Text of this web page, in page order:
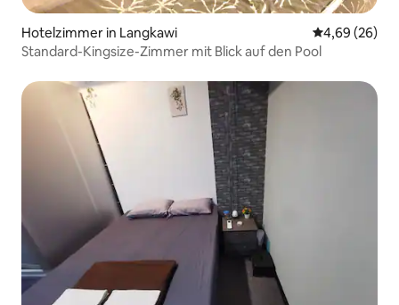
Hotelzimmer in Langkawi
4,69 (26)
Standard-Kingsize-Zimmer mit Blick auf den Pool